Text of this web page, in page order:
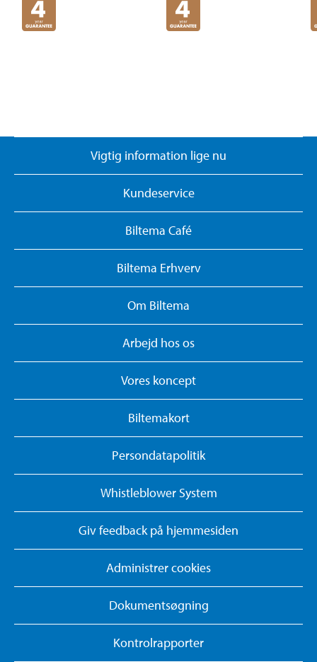
Vigtig information lige nu
Kundeservice
Biltema Café
Biltema Erhverv
Om Biltema
Arbejd hos os
Vores koncept
Biltemakort
Persondatapolitik
Whistleblower System
Giv feedback på hjemmesiden
Administrer cookies
Dokumentsøgning
Kontrolrapporter